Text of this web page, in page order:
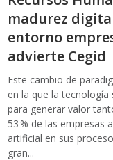
madurez
entorno
advierte Cegid
Este cambio de
en la que la
para generar valor
53 % de las empresas
artificial en sus
gran...